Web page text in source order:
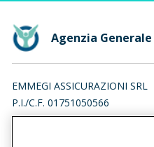
Agenzia Generale
EMMEGI ASSICURAZIONI SRL
P.I./C.F. 01751050566
VIA LE PIANE, 01028 ORTE